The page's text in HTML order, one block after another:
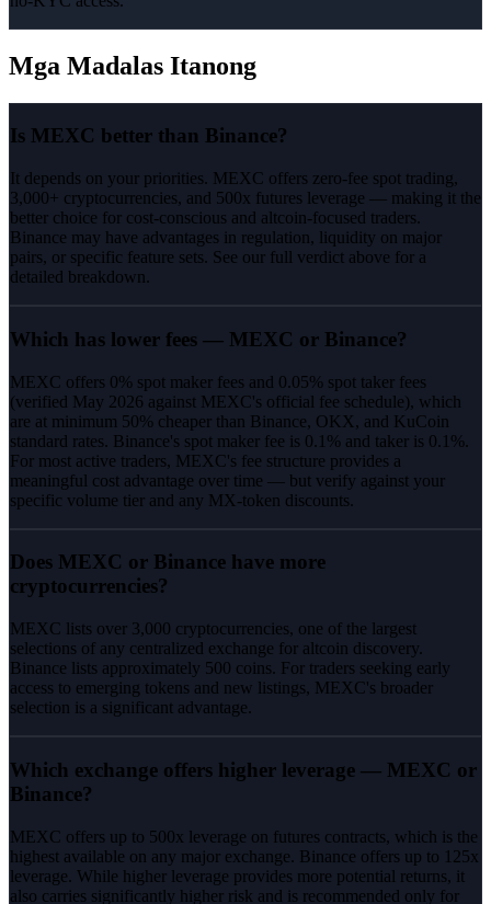
Mga Madalas Itanong
Is MEXC better than Binance?
It depends on your priorities. MEXC offers zero-fee spot trading,
3,000+ cryptocurrencies, and 500x futures leverage — making it the
better choice for cost-conscious and altcoin-focused traders.
Binance may have advantages in regulation, liquidity on major
pairs, or specific feature sets. See our full verdict above for a
detailed breakdown.
Which has lower fees — MEXC or Binance?
MEXC offers 0% spot maker fees and 0.05% spot taker fees
(verified May 2026 against MEXC's official fee schedule), which
are at minimum 50% cheaper than Binance, OKX, and KuCoin
standard rates. Binance's spot maker fee is 0.1% and taker is 0.1%.
For most active traders, MEXC's fee structure provides a
meaningful cost advantage over time — but verify against your
specific volume tier and any MX-token discounts.
Does MEXC or Binance have more
cryptocurrencies?
MEXC lists over 3,000 cryptocurrencies, one of the largest
selections of any centralized exchange for altcoin discovery.
Binance lists approximately 500 coins. For traders seeking early
access to emerging tokens and new listings, MEXC's broader
selection is a significant advantage.
Which exchange offers higher leverage — MEXC or
Binance?
MEXC offers up to 500x leverage on futures contracts, which is the
highest available on any major exchange. Binance offers up to 125x
leverage. While higher leverage provides more potential returns, it
also carries significantly higher risk and is recommended only for